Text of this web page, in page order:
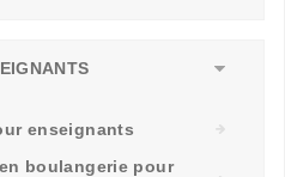
enseignants
boulangerie pour